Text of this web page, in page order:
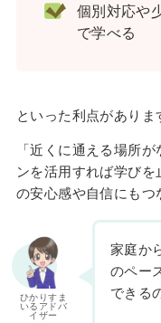
個別対応や
で学べる
といった利点がありま
「近くに通える場所
ンを活用すれば学び
の安心感や自信にもつ
ひかりすま
いるアドバ
イザー
家庭か
のペー
できる